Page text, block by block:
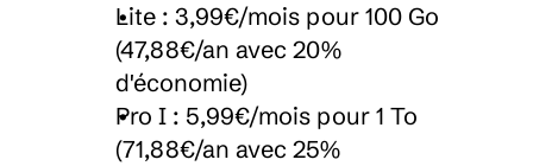
Lite : 3,99€/mois pour 100 Go
(47,88€/an avec 20%
d'économie)
Pro I : 5,99€/mois pour 1 To
(71,88€/an avec 25%